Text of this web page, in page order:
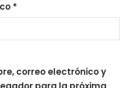
*
correo electrónico y